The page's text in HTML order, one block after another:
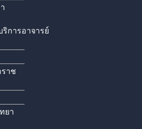
ริการอาจารย์
าช
ยา